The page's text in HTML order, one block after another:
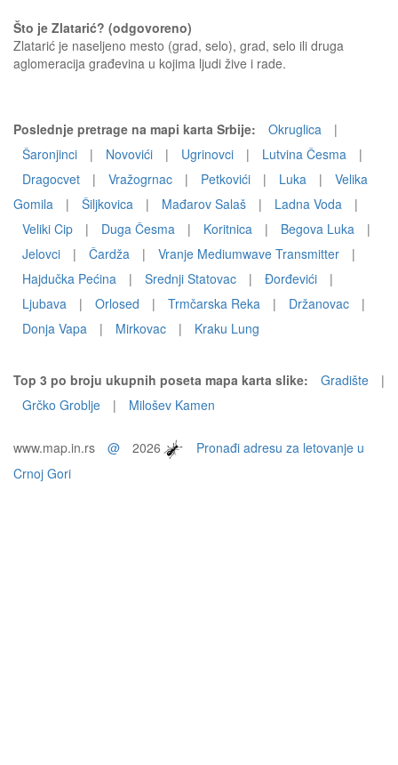
Što je Zlatarić? (odgovoreno)
Zlatarić je naseljeno mesto (grad, selo), grad, selo ili druga
aglomeracija građevina u kojima ljudi žive i rade.
Poslednje pretrage na mapi karta Srbije: Okruglica
|
Šaronjinci
| Novovići | Ugrinovci | Lutvina Česma
|
Dragocvet
| Vražogrnac | Petkovići | Luka |
Velika
Gomila
| Šiljkovica | Mađarov Salaš | Ladna Voda
|
Veliki Cip
| Duga Česma | Koritnica | Begova Luka
|
Jelovci
| Čardža | Vranje Mediumwave Transmitter
|
Hajdučka Pećina
| Srednji Statovac | Ðorđevići
|
Ljubava
| Orlosed | Trmčarska Reka | Držanovac
|
Donja Vapa
| Mirkovac | Kraku Lung
Top 3 po broju ukupnih poseta mapa karta slike: Gradište
|
Grčko Groblje
| Milošev Kamen
www.map.in.rs @ 2026
Pronađi adresu za letovanje u
Crnoj Gori